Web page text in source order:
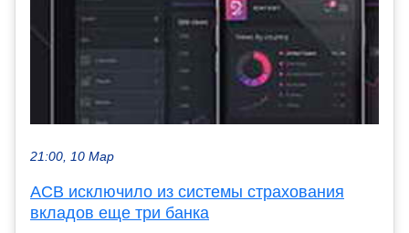
21:00, 10 Мар
АСВ исключило из системы страхования
вкладов еще три банка